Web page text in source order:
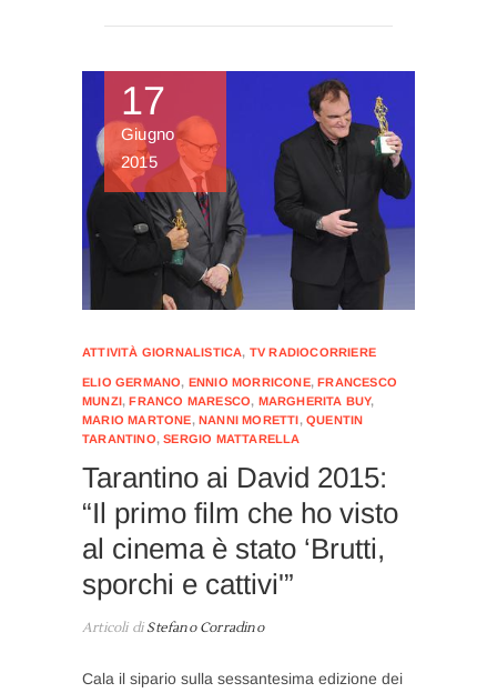
17
Giugno
2015
ATTIVITÀ GIORNALISTICA, TV RADIOCORRIERE
ELIO GERMANO, ENNIO MORRICONE,FRANCESCO
MUNZI,FRANCO MARESCO, MARGHERITA BUY,
MARIO MARTONE,NANNI MORETTI,QUENTIN
TARANTINO,SERGIO MATTARELLA
Tarantino ai David 2015:
“Il primo film che ho visto
al cinema è stato ‘Brutti,
sporchi e cattivi'”
Articoli diStefano Corradino
Cala il sipario sulla sessantesima edizione dei